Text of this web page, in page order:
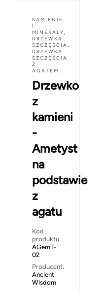
KAMIENIE
I
MINERAŁY,
DRZEWKA
SZCZĘŚCIA,
DRZEWKA
SZCZĘŚCIA
Z
AGATEM
Drzewko
z
kamieni
-
Ametyst
na
podstawie
z
agatu
Kod
produktu:
AGemT-
02
Producent:
Ancient
Wisdom